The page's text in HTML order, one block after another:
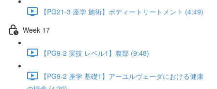
【PG21-3 座学 施術】ボディートリートメント (4:49)
Week 17
【PG9-2 実技 レベル1】腹部 (9:48)
【PG9-2 座学 基礎1】アーユルヴェーダにおける健康